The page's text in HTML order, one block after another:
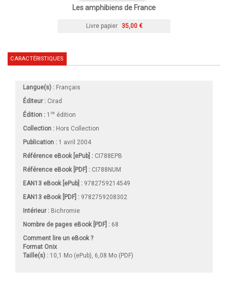
Les amphibiens de France
Livre papier 35,00 €
CARACTÉRISTIQUES
Langue(s) : Français
Éditeur : Cirad
Édition : 1 re édition
Collection : Hors Collection
Publication : 1 avril 2004
Référence eBook [ePub] : CI788EPB
Référence eBook [PDF] : CI788NUM
EAN13 eBook [ePub] : 9782759214549
EAN13 eBook [PDF] : 9782759208302
Intérieur : Bichromie
Nombre de pages eBook [PDF] : 68
Comment lire un eBook ?
Format Onix
Taille(s) : 10,1 Mo (ePub), 6,08 Mo (PDF)